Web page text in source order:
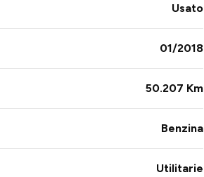
Usato
01/2018
50.207 Km
Benzina
Utilitarie